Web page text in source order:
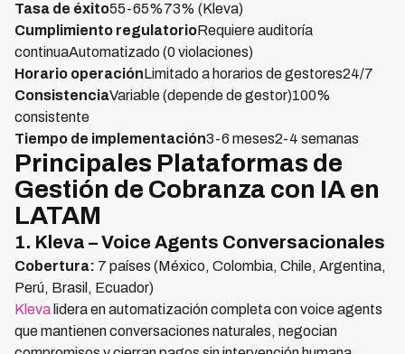
Tasa de éxito55-65%73% (Kleva)
Cumplimiento regulatorioRequiere auditoría
continuaAutomatizado (0 violaciones)
Horario operaciónLimitado a horarios de gestores24/7
ConsistenciaVariable (depende de gestor)100%
consistente
Tiempo de implementación3-6 meses2-4 semanas
Principales Plataformas de
Gestión de Cobranza con IA en
LATAM
1. Kleva – Voice Agents Conversacionales
Cobertura: 7 países (México, Colombia, Chile, Argentina,
Perú, Brasil, Ecuador)
Kleva lidera en automatización completa con voice agents
que mantienen conversaciones naturales, negocian